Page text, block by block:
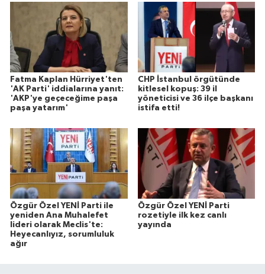
Fatma Kaplan Hürriyet'ten
'AK Parti' iddialarına yanıt:
'AKP'ye geçeceğime paşa
paşa yatarım'
CHP İstanbul örgütünde
kitlesel kopuş: 39 il
yöneticisi ve 36 ilçe başkanı
istifa etti!
Özgür Özel YENİ Parti ile
yeniden Ana Muhalefet
lideri olarak Meclis'te:
Heyecanlıyız, sorumluluk
ağır
Özgür Özel YENİ Parti
rozetiyle ilk kez canlı
yayında